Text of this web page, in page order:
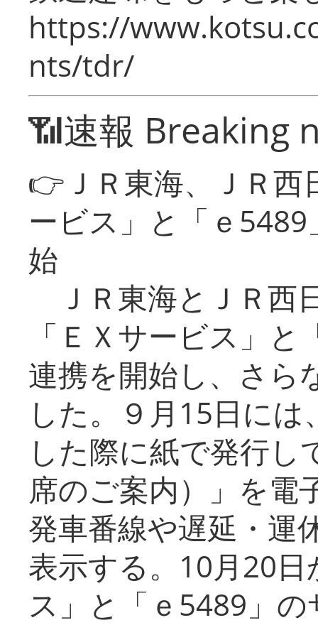
https://
nts/tdr/
📶速報 Breaking
👉ＪＲ東海、ＪＲ
ービス」と「ｅ
始
ＪＲ東海とＪＲ西
「ＥＸサービス」
連携を開始し、さら
した。９月15日に
した際に紙で発行し
席のご案内）」を電
発車番線や遅延・運
表示する。10月20
ス」と「ｅ5489」